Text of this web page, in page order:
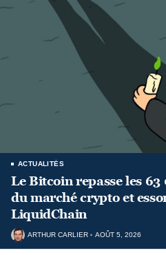
ACTUALITÉS
Le Bitcoin repasse les
du marché crypto et
LiquidChain
ARTHUR CARLIER AOÛT 5, 2026